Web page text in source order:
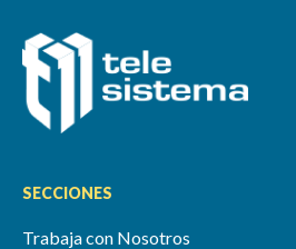
SECCIONES
Trabaja con Nosotros